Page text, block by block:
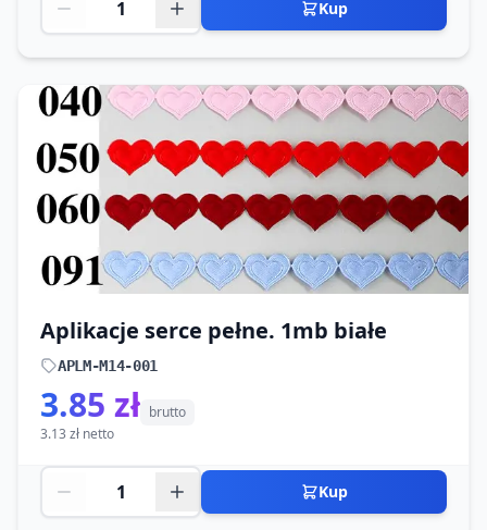
Kup
Aplikacje serce pełne. 1mb białe
APLM-M14-001
3.85 zł brutto
3.13 zł netto
Kup